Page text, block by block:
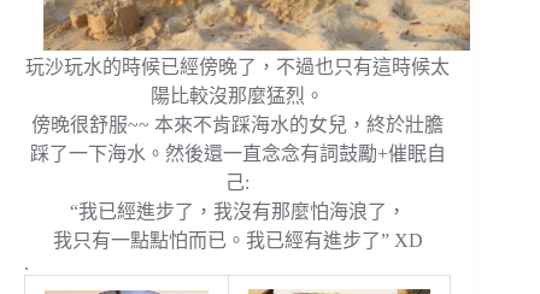
玩沙玩水的時候已經傍晚了，不過也只有這時候太
陽比較沒那麼猛烈。
傍晚很舒服~~ 本來不肯踩海水的女兒，終於壯膽
踩了一下海水。然後還一直念念有詞鼓勵+催眠自
己:
“我已經進步了，我沒有那麼怕海浪了，
我只有一點點怕而已。我已經有進步了” XD
.